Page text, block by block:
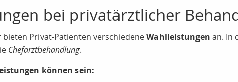
bei privatärztlicher
bieten Privat-Patienten verschiedeneWahlleistungen an. In
Chefarztbehandlung.
können sein: